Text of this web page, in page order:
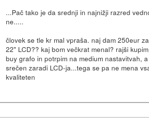
...Pač tako je da srednji in najnižji razred
ne.....
človek se tle kr mal vpraša. naj dam 250eur
22" LCD?? kaj bom večkrat menal? rajši
buy grafo in potrpim na medium nastavitvah,
srečen zaradi LCD-ja...tega se pa ne mena
kvaliteten